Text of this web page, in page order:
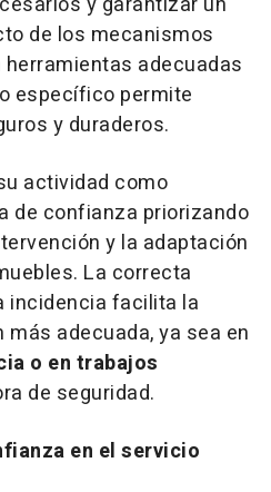
de los mecanismos
adecuadas
específico permite
y duraderos.
actividad como
de confianza priorizando
y la adaptación
La correcta
incidencia facilita la
adecuada, ya sea en
o en trabajos
de seguridad.
en el servicio